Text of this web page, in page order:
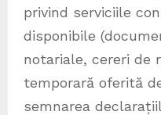
privind serviciile
disponibile
notariale, cereri de
temporară oferită
semnarea